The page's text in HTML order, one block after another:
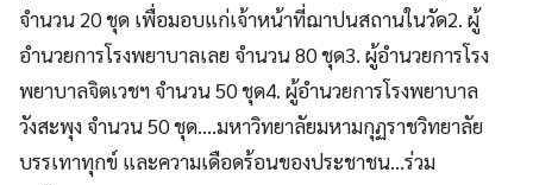
จำนวน 20 ชุด เพื่อมอบแก่เจ้าหน้าที่ฌาปนสถานในวัด2. ผู้
อำนวยการโรงพยาบาลเลย จำนวน 80 ชุด3. ผู้อำนวยการโรง
พยาบาลจิตเวชฯ จำนวน 50 ชุด4. ผู้อำนวยการโรงพยาบาล
วังสะพุง จำนวน 50 ชุด….มหาวิทยาลัยมหามกุฏราชวิทยาลัย
บรรเทาทุกข์ และความเดือดร้อนของประชาชน…ร่วม